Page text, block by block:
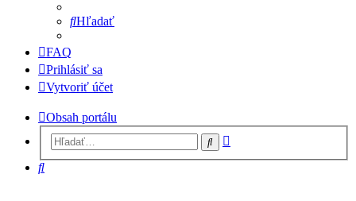
Hľadať
FAQ
Prihlásiť sa
Vytvoriť účet
Obsah portálu
Hľadať
Hľadať